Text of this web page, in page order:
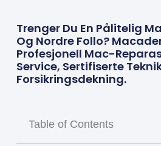
Trenger Du En Pålitelig
Og Nordre Follo?
Profesjonell Mac-
Service, Sertifiserte
Forsikringsdekning.
Table of Contents